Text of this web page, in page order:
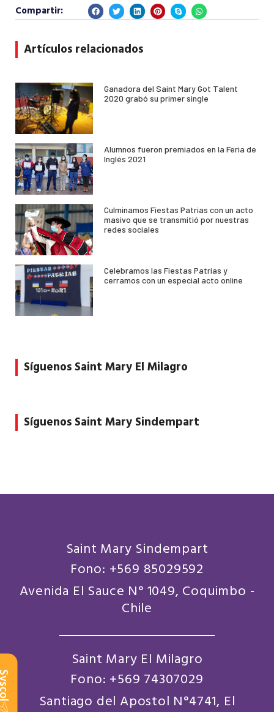
Compartir:
Artículos relacionados
Ganadora del Saint Mary Got Talent
2020 grabó su primer single
Alumnos fueron premiados en la Feria de
Inglés 2021
Culminamos Fiestas Patrias con un acto
masivo que se transmitió por nuestras
redes sociales
Celebramos las Fiestas Patrias y
cerramos con un especial acto online
Síguenos Saint Mary El Milagro
Síguenos Saint Mary Sindempart
Saint Mary Sindempart
Fono: +569 85029592
Avenida El Sauce N° 1049, Coquimbo -
Chile
Saint Mary El Milagro
Fono: +569 74307029
Santiago del Apostol N°4741, El